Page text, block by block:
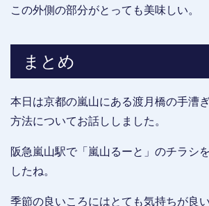
この外側の部分がとっても美味しい。
まとめ
本日は京都の嵐山にある渡月橋の手漕
方法についてお話ししました。
阪急嵐山駅で「嵐山るーと」のチラシ
したね。
季節の良いころにはとても気持ちが良い